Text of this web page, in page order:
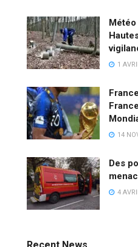
1
14
Des
4